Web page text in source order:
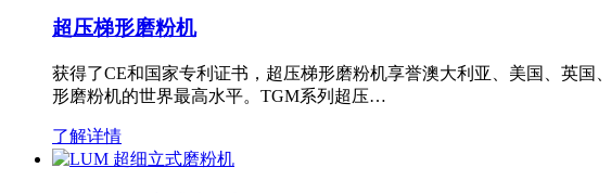
超压梯形磨粉机
获得了CE和国家专利证书，超压梯形磨粉机享誉澳大利亚、美国、英
形磨粉机的世界最高水平。TGM系列超压…
了解详情